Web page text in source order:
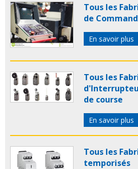
Tous les
de
En savoir plus
Tous les
de course
En savoir plus
Tous les
temporisés